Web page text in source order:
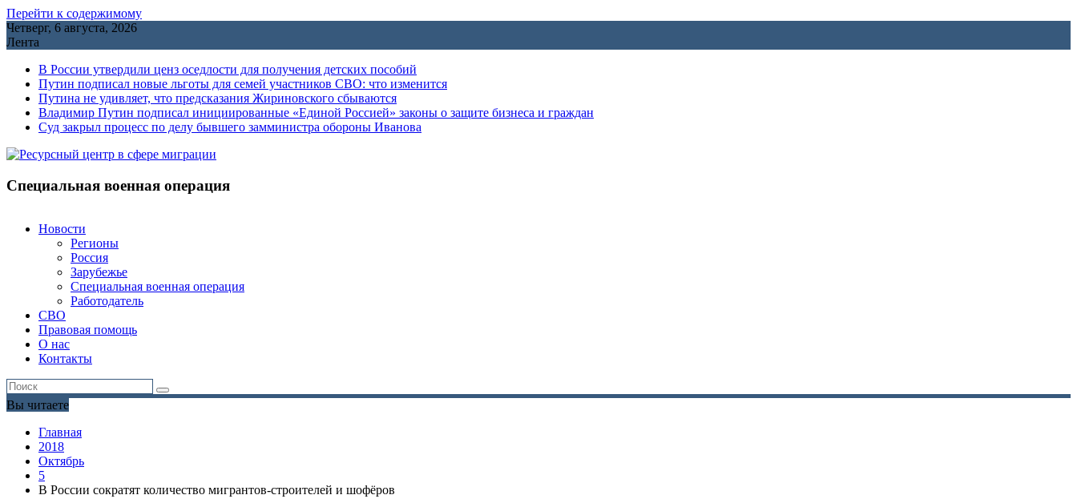
Перейти к содержимому
Четверг, 6 августа, 2026
Лента
В России утвердили ценз оседлости для получения детских пособий
Путин подписал новые льготы для семей участников СВО: что изменится
Путина не удивляет, что предсказания Жириновского сбываются
Владимир Путин подписал инициированные «Единой Россией» законы о защите бизнеса и граждан
Cуд закрыл процесс по делу бывшего замминистра обороны Иванова
Специальная военная операция
Новости
Регионы
Россия
Зарубежье
Специальная военная операция
Работодатель
СВО
Правовая помощь
О нас
Контакты
Вы читаете
Главная
2018
Октябрь
5
В России сократят количество мигрантов-строителей и шофёров